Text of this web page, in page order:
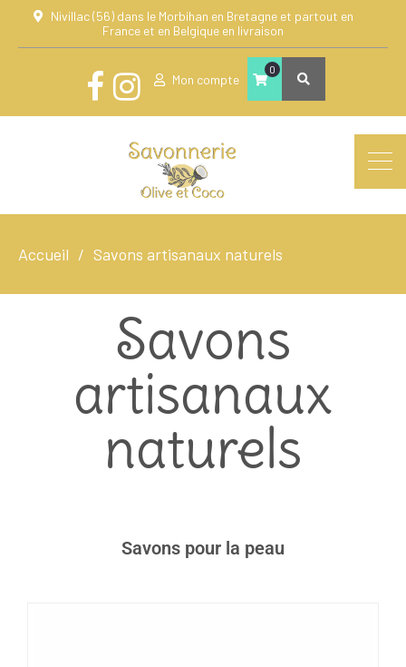
Nivillac (56) dans le Morbihan en Bretagne et partout en
France et en Belgique en livraison
Mon compte
0
Accueil Savons artisanaux naturels
Savons
artisanaux
naturels
Savons pour la peau